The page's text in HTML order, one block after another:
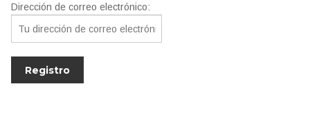
Dirección de correo electrónico: